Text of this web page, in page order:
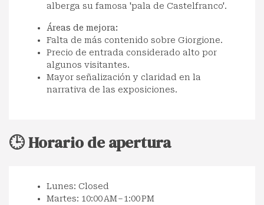
alberga su famosa 'pala de Castelfranco'.
Áreas de mejora:
Falta de más contenido sobre Giorgione.
Precio de entrada considerado alto por
algunos visitantes.
Mayor señalización y claridad en la
narrativa de las exposiciones.
🕒 Horario de apertura
Lunes: Closed
Martes: 10:00 AM – 1:00 PM